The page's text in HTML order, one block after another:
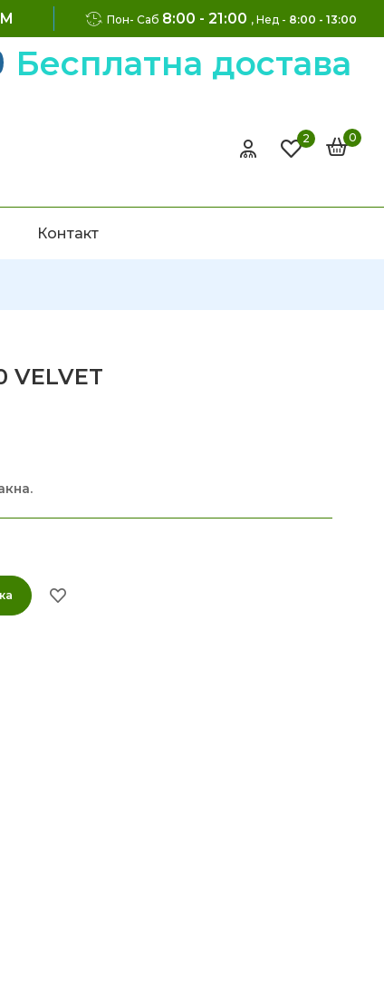
Пон- Саб 8:00 - 21:00 , Нед - 8:00 - 13:00
Бесплатна достава
2 0
Контакт
VELVET